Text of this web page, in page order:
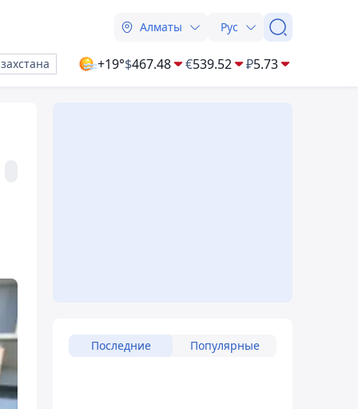
Алматы Рус
+19°$467.48 €539.52 ₽5.73
Последние Популярные